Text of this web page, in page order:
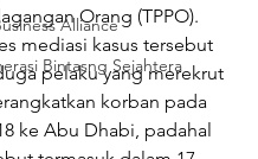
Alliance
Bintasng Sejahtera
Orang (TPPO).
mediasi kasus tersebut
pelaku yang merekrut
korban pada
ke Abu Dhabi, padahal